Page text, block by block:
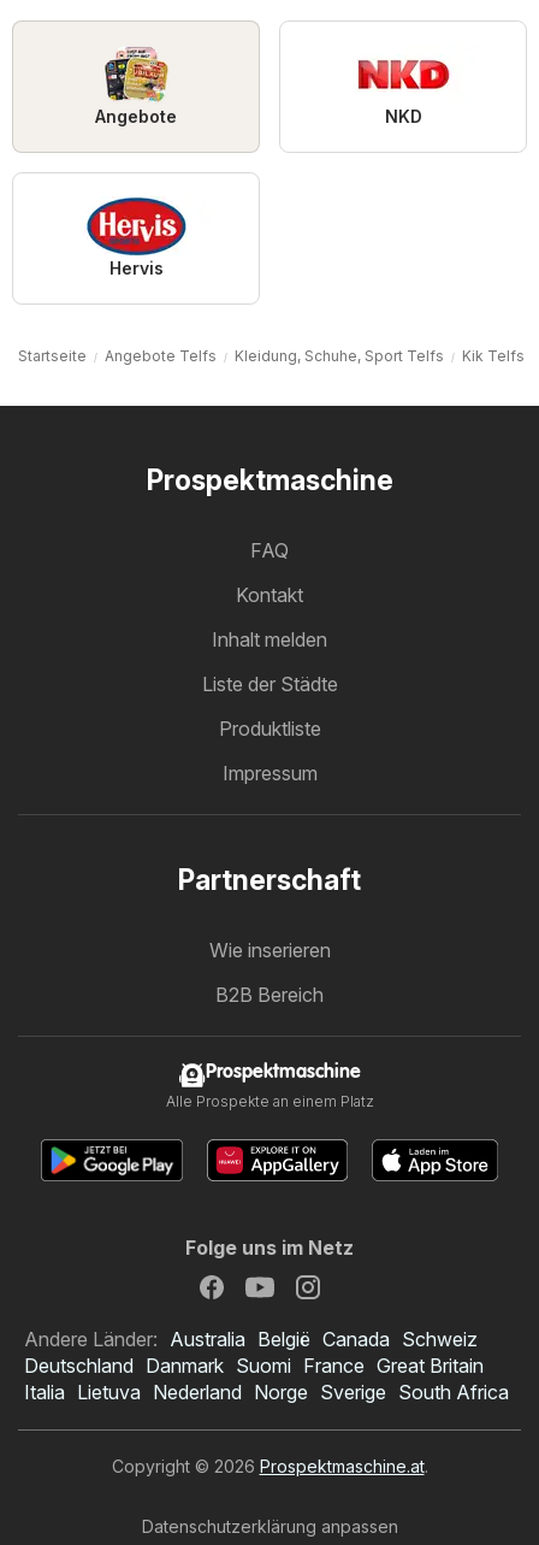
Angebote NKD
Hervis
Startseite Angebote Telfs Kleidung, Schuhe, Sport Telfs Kik Telfs
Prospektmaschine
FAQ
Kontakt
Inhalt melden
Liste der Städte
Produktliste
Impressum
Partnerschaft
Wie inserieren
B2B Bereich
Prospektmaschine
Alle Prospekte an einem Platz
Folge uns im Netz
Andere Länder: Australia België Canada Schweiz
Deutschland Danmark Suomi France Great Britain
Italia Lietuva Nederland Norge Sverige South Africa
Copyright © 2026 Prospektmaschine.at.
Datenschutzerklärung anpassen